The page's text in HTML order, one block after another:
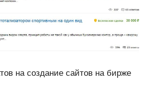
на создание сайтов на бирже